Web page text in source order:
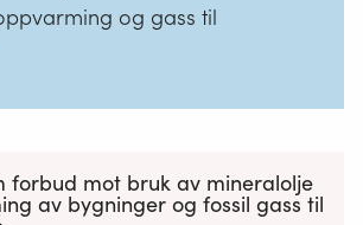
og gass til
forbud mot bruk av mineralolje
av bygninger og fossil gass til